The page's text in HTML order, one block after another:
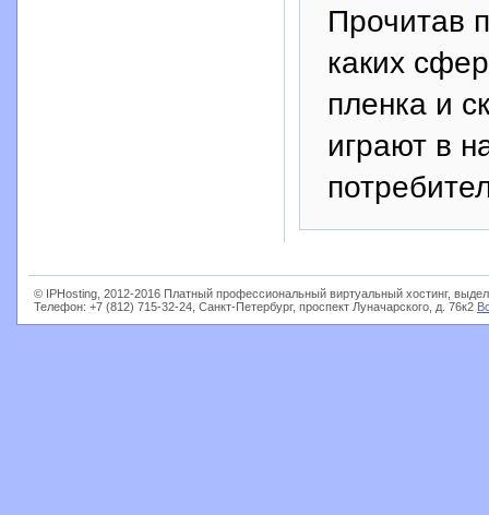
Прочитав
каких
пленка и
играют в
© IPHosting, 2012-2016 Платный профессиональный виртуальный хостинг,
Телефон: +7 (812) 715-32-24, Санкт-Петербург, проспект Луначарского, д. 76к2